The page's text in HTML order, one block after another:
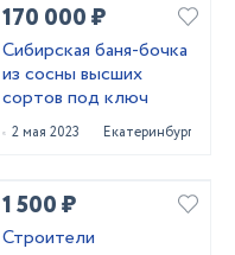
170 000 ₽
Сибирская баня-бочка
из сосны высших
сортов под ключ
2 мая 2023 Екатеринбург
1 500 ₽
Строители